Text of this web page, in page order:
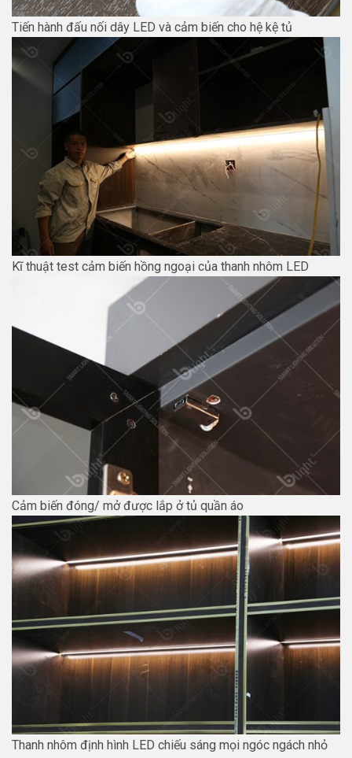
Tiến hành đấu nối dây LED và cảm biến cho hệ kệ tủ
Kĩ thuật test cảm biến hồng ngoại của thanh nhôm LED
Cảm biến đóng/ mở được lắp ở tủ quần áo
Thanh nhôm định hình LED chiếu sáng mọi ngóc ngách nhỏ